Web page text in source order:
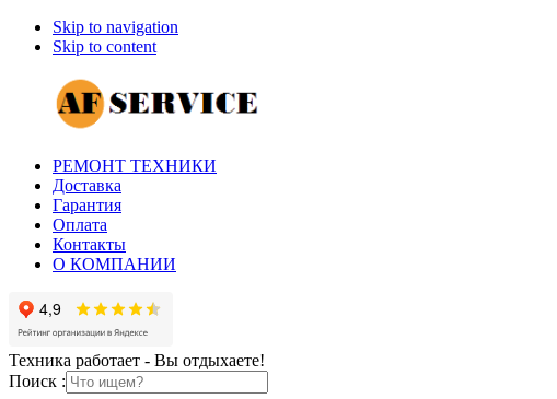
Skip to navigation
Skip to content
РЕМОНТ ТЕХНИКИ
Доставка
Гарантия
Оплата
Контакты
О КОМПАНИИ
Техника работает - Вы отдыхаете!
Поиск :